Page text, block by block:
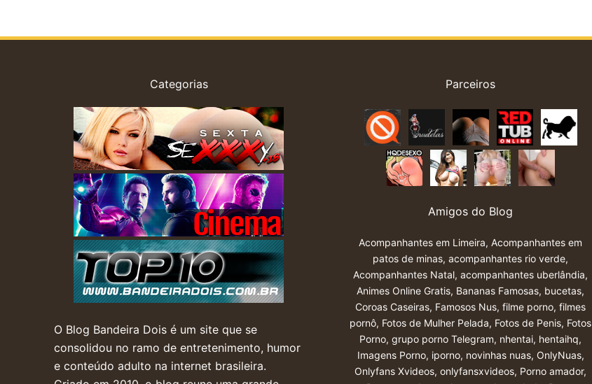
Categorias
O Blog Bandeira Dois é um site que se
consolidou no ramo de entretenimento, humor
e conteúdo adulto na internet brasileira.
Parceiros
Amigos do Blog
Acompanhantes em Limeira,Acompanhantes em
patos de minas,acompanhantes rio verde,
Acompanhantes Natal,acompanhantes uberlândia,
Animes Online Gratis, Bananas Famosas, bucetas,
Coroas Caseiras, Famosos Nus,filme porno,filmes
pornô, Fotos de Mulher Pelada, Fotos de Penis, Fotos
Porno,grupo porno Telegram, nhentai, hentaihq,
Imagens Porno, iporno, novinhas nuas, OnlyNuas,
Onlyfans Xvideos,onlyfansxvideos, Porno amador,